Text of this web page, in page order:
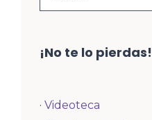
¡No te lo pierdas!
·Videoteca